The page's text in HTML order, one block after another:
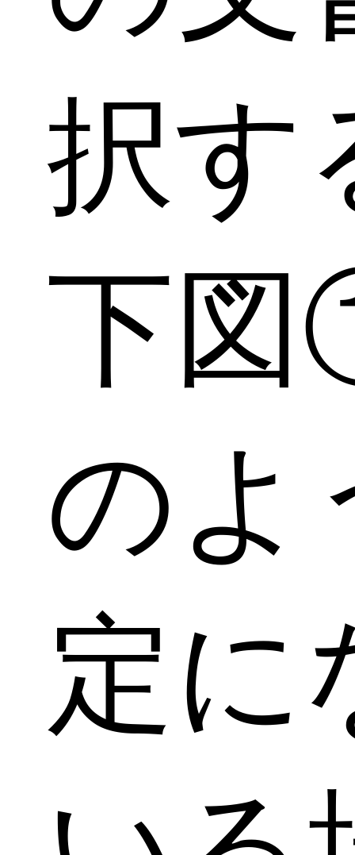
択す
下
のよ
定に